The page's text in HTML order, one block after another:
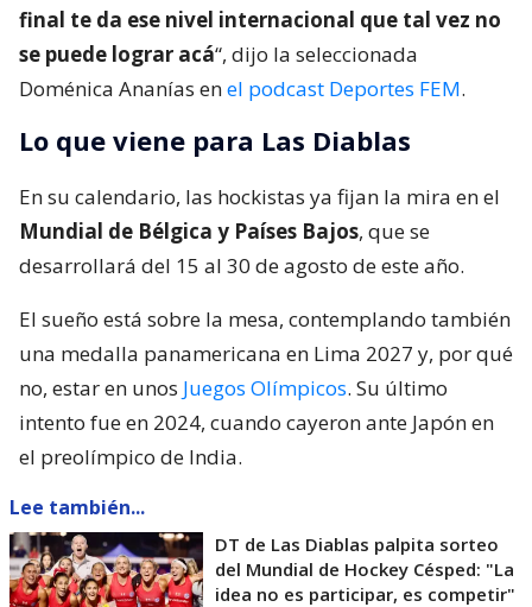
final te da ese nivel internacional que tal vez no
se puede lograr acá“, dijo la seleccionada
Doménica Ananías enel podcast Deportes FEM.
Lo que viene para Las Diablas
En su calendario, las hockistas ya fijan la mira en el
Mundial de Bélgica y Países Bajos, que se
desarrollará del 15 al 30 de agosto de este año.
El sueño está sobre la mesa, contemplando también
una medalla panamericana en Lima 2027 y, por qué
no, estar en unos Juegos Olímpicos. Su último
intento fue en 2024, cuando cayeron ante Japón en
el preolímpico de India.
Lee también...
DT de Las Diablas palpita sorteo
del Mundial de Hockey Césped: "La
idea no es participar, es competir"